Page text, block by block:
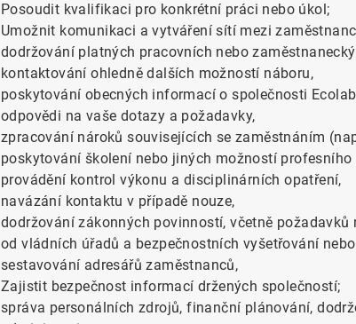
Posoudit kvalifikaci pro konkrétní práci nebo úkol;
Umožnit komunikaci a vytváření sítí mezi
dodržování platných pracovních nebo
kontaktování ohledně dalších možností náboru,
poskytování obecných informací o společnosti
odpovědi na vaše dotazy a požadavky,
zpracování nároků souvisejících se zaměstnáním
poskytování školení nebo jiných možností profesního
provádění kontrol výkonu a disciplinárních opatření,
navázání kontaktu v případě nouze,
dodržování zákonných povinností, včetně
od vládních úřadů a bezpečnostních vyšetřování
sestavování adresářů zaměstnanců,
Zajistit bezpečnost informací držených společností;
správa personálních zdrojů, finanční plánování,